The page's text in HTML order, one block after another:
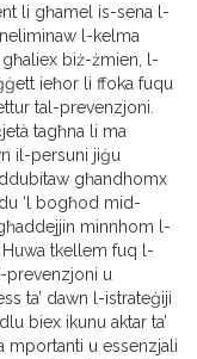
li għamel is-sena l-
l-kelma
għaliex biż-żmien, l-
ieħor li ffoka fuqu
tal-prevenzjoni.
tagħna li ma
il-persuni jiġu
għandhomx
‘l bogħod mid-
minnhom l-
tkellem fuq l-
prevenzjoni u
ta’ dawn l-istrateġiji
biex ikunu aktar ta’
mportanti u essenzjali